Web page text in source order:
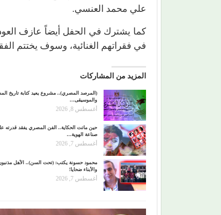
علي محمد العنسي.
كما يشترك في الحفل أيضاً عازف
في فقراتهم الغنائية، وسوف يختتم
المزيد من المشاركات
(المرصد المصري).. مشروع يعيد كتابة تاريخ
والموسيقى…
أغسطس 8, 2026
حين ماتت الحكاية.. الفن المصري يفقد قدرته
صناعة الهوية…
أغسطس 7, 2026
محمود حسونة يكتب: (تحت السن).. الأهل
والأبناء ضحايا!
أغسطس 7, 2026